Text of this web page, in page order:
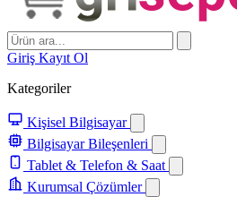
Giriş Kayıt Ol
Kategoriler
Kişisel Bilgisayar
Bilgisayar Bileşenleri
Tablet & Telefon & Saat
Kurumsal Çözümler